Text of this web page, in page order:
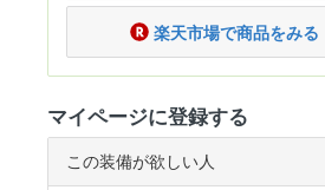
楽天市場で商品をみる
マイページに登録する
この装備が欲しい人